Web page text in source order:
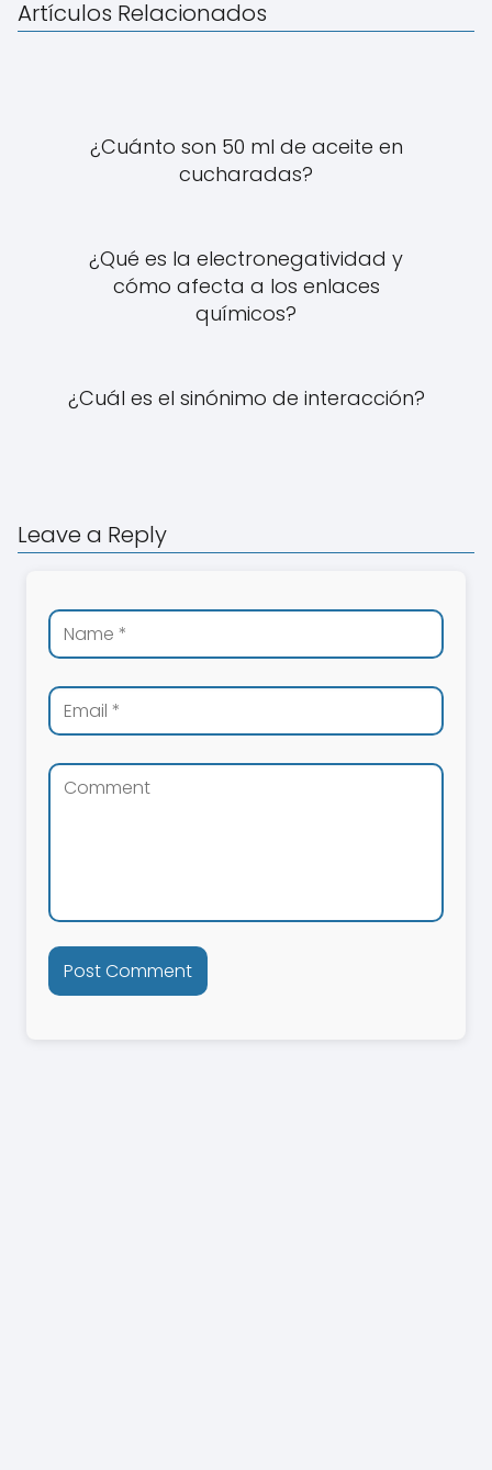
Artículos Relacionados
¿Cuánto son 50 ml de aceite en
cucharadas?
¿Qué es la electronegatividad y
cómo afecta a los enlaces
químicos?
¿Cuál es el sinónimo de interacción?
Leave a Reply